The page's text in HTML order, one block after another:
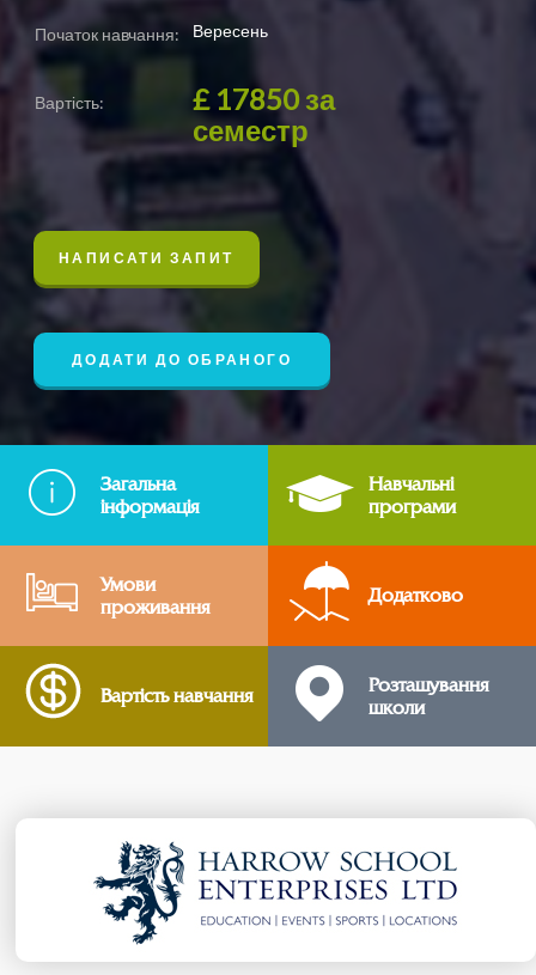
Початок навчання: Вересень
Вартість: £ 17850 за
семестр
НАПИСАТИ ЗАПИТ
ДОДАТИ ДО ОБРАНОГО
Загальна
інформація
Навчальні
програми
Умови
проживання
Додатково
Вартість навчання
Розташування
школи